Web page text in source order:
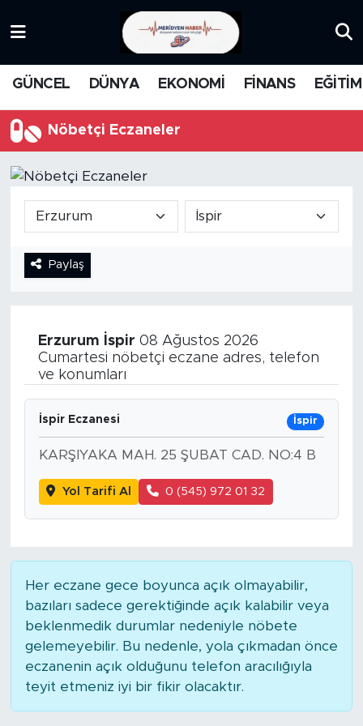
GÜNCEL DÜNYA EKONOMİ FİNANS EĞİTİM
Nöbetçi Eczaneler
Paylaş
Erzurum İspir 08 Ağustos 2026
Cumartesi nöbetçi eczane adres, telefon
ve konumları
İspir Eczanesi İspir
KARŞIYAKA MAH. 25 ŞUBAT CAD. NO:4 B
Yol Tarifi Al 0 (545) 972 01 32
Her eczane gece boyunca açık olmayabilir,
bazıları sadece gerektiğinde açık kalabilir veya
beklenmedik durumlar nedeniyle nöbete
gelemeyebilir. Bu nedenle, yola çıkmadan önce
eczanenin açık olduğunu telefon aracılığıyla
teyit etmeniz iyi bir fikir olacaktır.
MEDYA
DÜNYA
KARİKATÜR
NOSTALJİ
YAZARLAR
DİNİ
POLİTİKA
Trafik Durumu
Süper Lig Puan Durumu ve Fikstür
Tüm Manşetler
Haber Arşivi